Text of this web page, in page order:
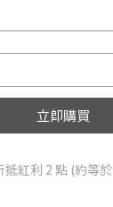
立即購買
抵紅利 2 點 (約等於